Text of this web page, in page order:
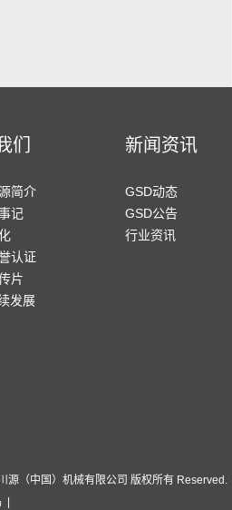
们
简介
记
认证
片
发展
新闻资讯
GSD动态
GSD公告
行业资讯
源（中国）机械有限公司 版权所有 Reserved.